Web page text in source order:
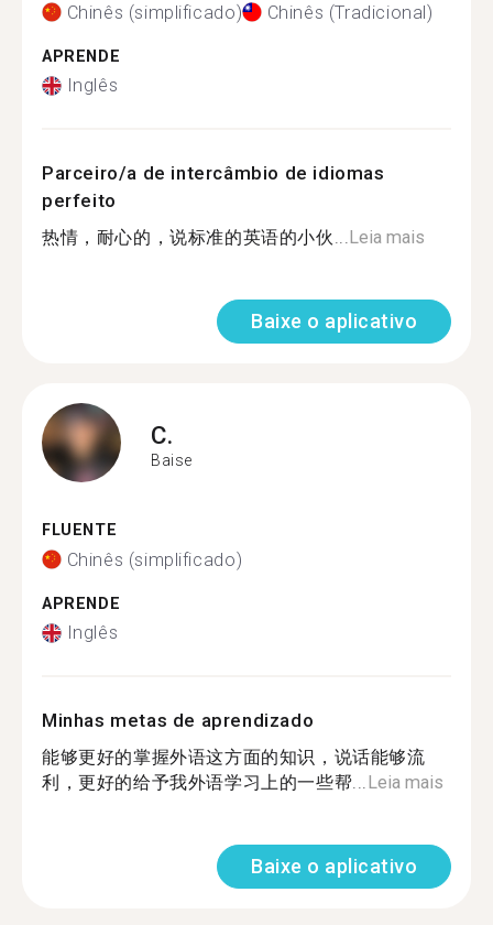
Chinês (simplificado) Chinês (Tradicional)
APRENDE
Inglês
Parceiro/a de intercâmbio de idiomas
perfeito
热情，耐心的，说标准的英语的小伙...Leia mais
Baixe o aplicativo
C.
Baise
FLUENTE
Chinês (simplificado)
APRENDE
Inglês
Minhas metas de aprendizado
能够更好的掌握外语这方面的知识，说话能够流
利，更好的给予我外语学习上的一些帮...Leia mais
Baixe o aplicativo